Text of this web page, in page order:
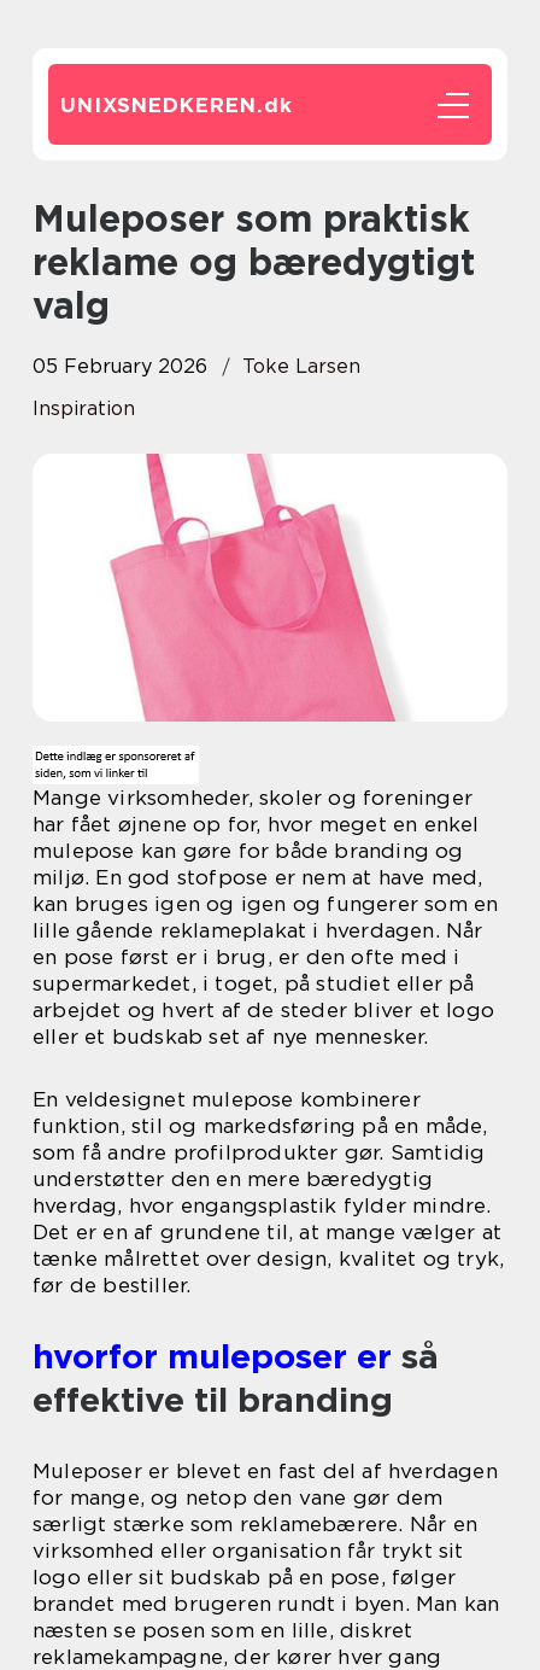
UNIXSNEDKEREN.dk
Muleposer som praktisk
reklame og bæredygtigt
valg
05 February 2026
Toke Larsen
Inspiration
Mange virksomheder, skoler og foreninger
har fået øjnene op for, hvor meget en enkel
mulepose kan gøre for både branding og
miljø. En god stofpose er nem at have med,
kan bruges igen og igen og fungerer som en
lille gående reklameplakat i hverdagen. Når
en pose først er i brug, er den ofte med i
supermarkedet, i toget, på studiet eller på
arbejdet og hvert af de steder bliver et logo
eller et budskab set af nye mennesker.
En veldesignet mulepose kombinerer
funktion, stil og markedsføring på en måde,
som få andre profilprodukter gør. Samtidig
understøtter den en mere bæredygtig
hverdag, hvor engangsplastik fylder mindre.
Det er en af grundene til, at mange vælger at
tænke målrettet over design, kvalitet og tryk,
før de bestiller.
hvorfor muleposer er så
effektive til branding
Muleposer er blevet en fast del af hverdagen
for mange, og netop den vane gør dem
særligt stærke som reklamebærere. Når en
virksomhed eller organisation får trykt sit
logo eller sit budskab på en pose, følger
brandet med brugeren rundt i byen. Man kan
næsten se posen som en lille, diskret
reklamekampagne, der kører hver gang